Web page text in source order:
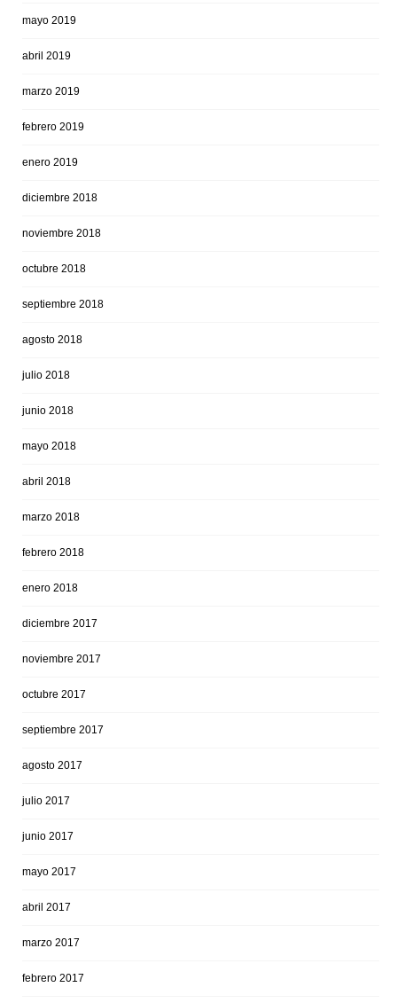
mayo 2019
abril 2019
marzo 2019
febrero 2019
enero 2019
diciembre 2018
noviembre 2018
octubre 2018
septiembre 2018
agosto 2018
julio 2018
junio 2018
mayo 2018
abril 2018
marzo 2018
febrero 2018
enero 2018
diciembre 2017
noviembre 2017
octubre 2017
septiembre 2017
agosto 2017
julio 2017
junio 2017
mayo 2017
abril 2017
marzo 2017
febrero 2017